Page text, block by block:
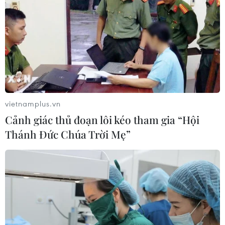
Phongsayly, bao vây Mường Sài.
Pháo binh ta sẵn sàng nổ súng để tiêu diệt địch ở cứ điểm Điện
Biên Phủ. (Ảnh tư liệu TTXVN)
vietnamplus.vn
Cảnh giác thủ đoạn lôi kéo tham gia “Hội
Thánh Đức Chúa Trời Mẹ”